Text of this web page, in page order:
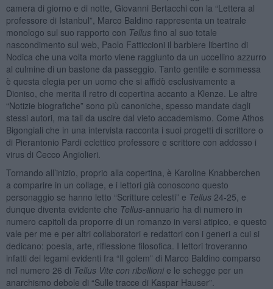
camera di giorno e di notte, Giovanni Bertacchi con la “Lettera al
professore di Istanbul”, Marco Baldino rappresenta un teatrale
monologo sul suo rapporto con Tellusfino al suo totale
nascondimento sul web, Paolo Fatticcioni il barbiere libertino di
Nodica che una volta morto viene raggiunto da un uccellino azzurro
al culmine di un bastone da passeggio. Tanto gentile e sommessa
è questa elegia per un uomo che si affidò esclusivamente a
Dioniso, che merita il retro di copertina accanto a Klenze. Le altre
“Notizie biografiche” sono più canoniche, spesso mandate dagli
stessi autori, ma tali da uscire dal vieto accademismo. Come Athos
Bigongiali che in una intervista racconta i suoi progetti di scrittore o
di Pierantonio Pardi eclettico professore e scrittore con addosso i
virus di Cecco Angiolieri.
Tornando all’inizio, proprio alla copertina, è Karoline Knabberchen
a comparire in un collage, e i lettori già conoscono questo
personaggio se hanno letto “Scritture celesti” e Tellus24-25, e
dunque diventa evidente che Tellus-annuario ha di numero in
numero capitoli da proporre di un romanzo in versi atipico, e questo
vale per me e per altri collaboratori e redattori con i generi a cui si
dedicano: poesia, arte, riflessione filosofica. I lettori troveranno
infatti dei legami evidenti fra “Il golem” di Marco Baldino comparso
nel numero 26 di Tellus Vite con ribellionie le schegge per un
anarchismo debole di “Sulle tracce di Kaspar Hauser”.